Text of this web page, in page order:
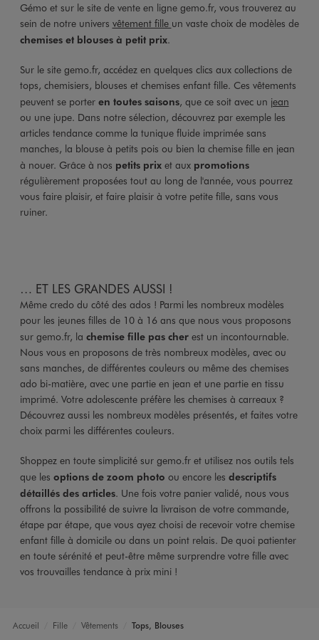
Gémo et sur le site de vente en ligne gemo.fr, vous trouverez au
sein de notre univers vêtement fille un vaste choix de modèles de
chemises et blouses à petit prix.
Sur le site gemo.fr, accédez en quelques clics aux collections de
tops, chemisiers, blouses et chemises enfant fille. Ces vêtements
peuvent se porter en toutes saisons, que ce soit avec un jean
ou une jupe. Dans notre sélection, découvrez par exemple les
articles tendance comme la tunique fluide imprimée sans
manches, la blouse à petits pois ou bien la chemise fille en jean
à nouer. Grâce à nos petits prixet aux promotions
régulièrement proposées tout au long de l'année, vous pourrez
vous faire plaisir, et faire plaisir à votre petite fille, sans vous
ruiner.
… ET LES GRANDES AUSSI !
Même credo du côté des ados ! Parmi les nombreux modèles
pour les jeunes filles de 10 à 16 ans que nous vous proposons
sur gemo.fr, la chemise fille pas cherest un incontournable.
Nous vous en proposons de très nombreux modèles, avec ou
sans manches, de différentes couleurs ou même des chemises
ado bi-matière, avec une partie en jean et une partie en tissu
imprimé. Votre adolescente préfère les chemises à carreaux ?
Découvrez aussi les nombreux modèles présentés, et faites votre
choix parmi les différentes couleurs.
Shoppez en toute simplicité sur gemo.fr et utilisez nos outils tels
que les options de zoom photo ou encore les descriptifs
détaillés des articles. Une fois votre panier validé, nous vous
offrons la possibilité de suivre la livraison de votre commande,
étape par étape, que vous ayez choisi de recevoir votre chemise
enfant fille à domicile ou dans un point relais. De quoi patienter
en toute sérénité et peut-être même surprendre votre fille avec
vos trouvailles tendance à prix mini !
Accueil Fille Vêtements Tops, Blouses